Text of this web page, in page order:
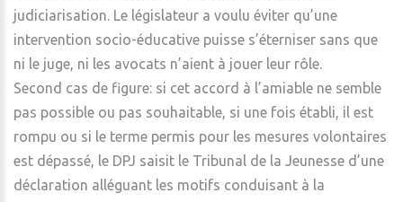
judiciarisation. Le législateur a voulu éviter qu’une
intervention socio-éducative puisse s’éterniser sans que
ni le juge, ni les avocats n’aient à jouer leur rôle.
Second cas de figure: si cet accord à l’amiable ne semble
pas possible ou pas souhaitable, si une fois établi, il est
rompu ou si le terme permis pour les mesures volontaires
est dépassé, le DPJ saisit le Tribunal de la Jeunesse d’une
déclaration alléguant les motifs conduisant à la